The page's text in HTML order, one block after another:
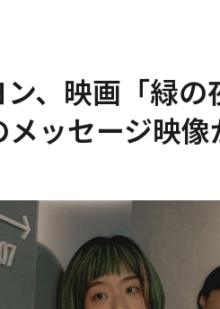
、映画「緑
メッセージ映像